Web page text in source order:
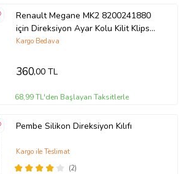
Renault Megane MK2 8200241880
için Direksiyon Ayar Kolu Kilit Klips
Plastiği
Kargo Bedava
360,00 TL
68,99 TL'den Başlayan Taksitlerle
Pembe Silikon Direksiyon Kılıfı
(2)
Kargo ile Teslimat